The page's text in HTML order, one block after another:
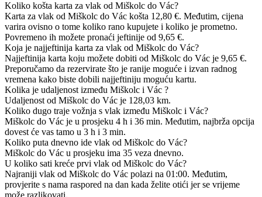
Koliko košta karta za vlak od Miškolc do Vác?
Karta za vlak od Miškolc do Vác košta 12,80 €. Međutim, cijena
varira ovisno o tome koliko rano kupujete i koliko je prometno.
Povremeno ih možete pronaći jeftinije od 9,65 €.
Koja je najjeftinija karta za vlak od Miškolc do Vác?
Najjeftinija karta koju možete dobiti od Miškolc do Vác je 9,65 €.
Preporučamo da rezervirate što je ranije moguće i izvan radnog
vremena kako biste dobili najjeftiniju moguću kartu.
Kolika je udaljenost između Miškolc i Vác ?
Udaljenost od Miškolc do Vác je 128,03 km.
Koliko dugo traje vožnja s vlak između Miškolc i Vác?
Miškolc do Vác je u prosjeku 4 h i 36 min. Međutim, najbrža opcija
dovest će vas tamo u 3 h i 3 min.
Koliko puta dnevno ide vlak od Miškolc do Vác?
Miškolc do Vác u prosjeku ima 35 veza dnevno.
U koliko sati kreće prvi vlak od Miškolc do Vác?
Najraniji vlak od Miškolc do Vác polazi na 01:00. Međutim,
provjerite s nama raspored na dan kada želite otići jer se vrijeme